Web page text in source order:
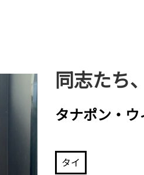
同志たち
タナポン・
タイ